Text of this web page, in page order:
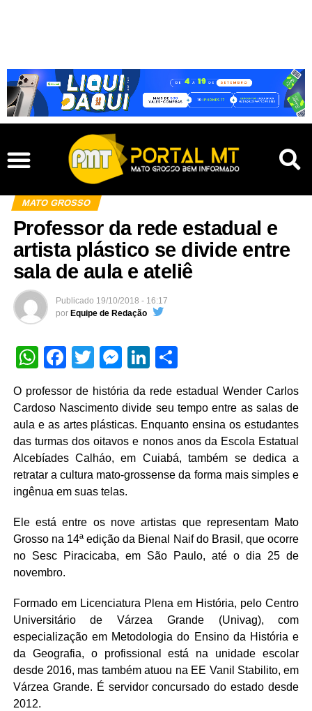
MATO GROSSO
Professor da rede estadual e
artista plástico se divide entre
sala de aula e ateliê
Publicado 19/10/2018 - 16:17
por Equipe de Redação
WhatsApp
Facebook
TwitterMessenger
LinkedIn
O professor de história da rede estadual Wender Carlos
Cardoso Nascimento divide seu tempo entre as salas de
aula e as artes plásticas. Enquanto ensina os estudantes
das turmas dos oitavos e nonos anos da Escola Estatual
Alcebíades Calháo, em Cuiabá, também se dedica a
retratar a cultura mato-grossense da forma mais simples e
ingênua em suas telas.
Ele está entre os nove artistas que representam Mato
Grosso na 14ª edição da Bienal Naif do Brasil, que ocorre
no Sesc Piracicaba, em São Paulo, até o dia 25 de
novembro.
Formado em Licenciatura Plena em História, pelo Centro
Universitário de Várzea Grande (Univag), com
especialização em Metodologia do Ensino da História e
da Geografia, o profissional está na unidade escolar
desde 2016, mas também atuou na EE Vanil Stabilito, em
Várzea Grande. É servidor concursado do estado desde
2012.